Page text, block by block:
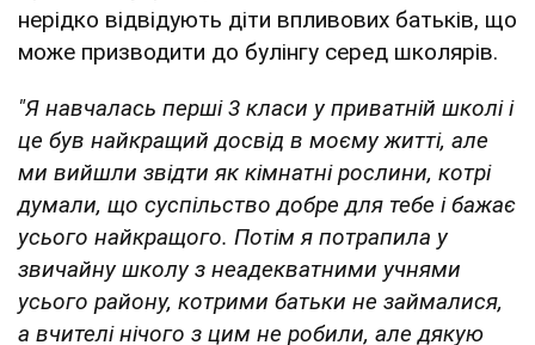
нерідко відвідують діти впливових батьків, що
може призводити до булінгу серед школярів.
"Я навчалась перші 3 класи у приватній школі і
це був найкращий досвід в моєму житті, але
ми вийшли звідти як кімнатні рослини, котрі
думали, що суспільство добре для тебе і бажає
усього найкращого. Потім я потрапила у
звичайну школу з неадекватними учнями
усього району, котрими батьки не займалися,
а вчителі нічого з цим не робили, але дякую